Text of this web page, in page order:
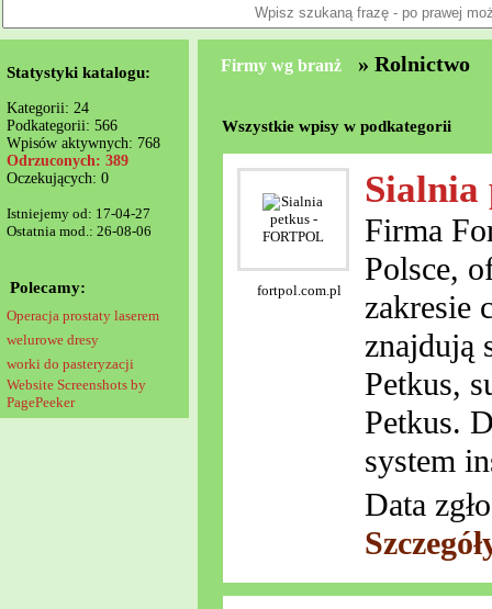
Statystyki katalogu:
Kategorii: 24
Podkategorii: 566
Wpisów aktywnych: 768
Odrzuconych: 389
Oczekujących: 0
Istniejemy od: 17-04-27
Ostatnia mod.: 26-08-06
Polecamy:
Operacja prostaty laserem
welurowe dresy
worki do pasteryzacji
Website Screenshots by
PagePeeker
Firmy wg branż » Rolnictwo
Wszystkie wpisy w podkategorii
fortpol.com.pl
Sialnia
Firma
Polsce,
zakresie
znajdują
Petkus,
Petkus.
system
Data